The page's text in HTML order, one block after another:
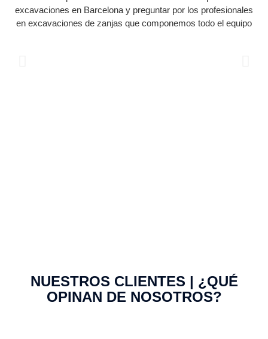
excavaciones en Barcelona y preguntar por los profesionales
en excavaciones de zanjas que componemos todo el equipo
NUESTROS CLIENTES | ¿QUÉ
OPINAN DE NOSOTROS?